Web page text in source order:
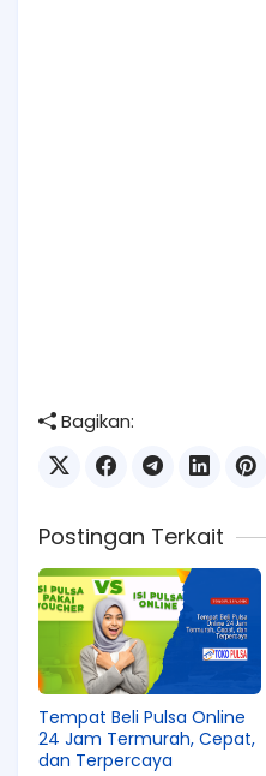
Bagikan:
Postingan Terkait
Tempat Beli Pulsa Online
24 Jam Termurah, Cepat,
dan Terpercaya